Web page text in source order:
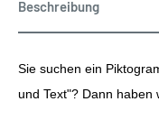
Beschreibung
Sie suchen ein
und Text"? Dann haben